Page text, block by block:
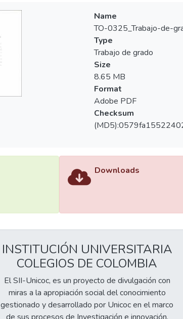
Name
TO-0325_Trabajo-de-
Type
Trabajo de grado
Size
8.65 MB
Format
Adobe PDF
Checksum
Downloads
INSTITUCIÓN UNIVERSITARIA
COLEGIOS DE COLOMBIA
El SII-Unicoc, es un proyecto de divulgación con
miras a la apropiación social del conocimiento
gestionado y desarrollado por Unicoc en el marco